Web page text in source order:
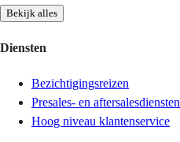
Bekijk alles
Diensten
Bezichtigingsreizen
Presales- en aftersalesdiensten
Hoog niveau klantenservice